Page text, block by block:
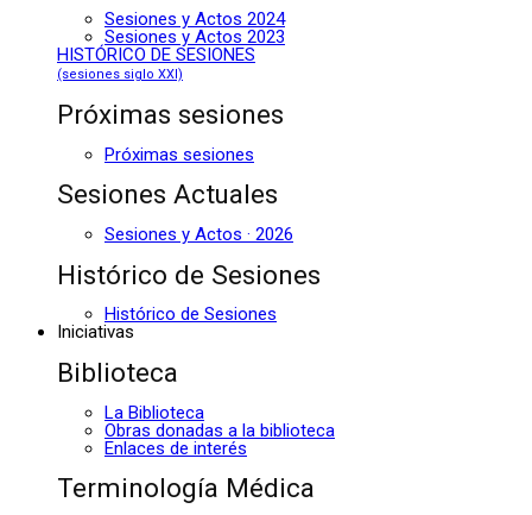
Sesiones y Actos 2024
Sesiones y Actos 2023
HISTÓRICO DE SESIONES
(sesiones siglo XXI)
Próximas sesiones
Próximas sesiones
Sesiones Actuales
Sesiones y Actos · 2026
Histórico de Sesiones
Histórico de Sesiones
Iniciativas
Biblioteca
La Biblioteca
Obras donadas a la biblioteca
Enlaces de interés
Terminología Médica